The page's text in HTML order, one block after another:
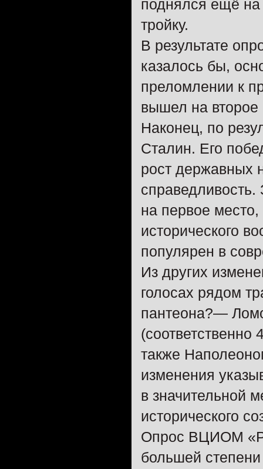
поднялся ещё на
тройку.
В результате
казалось бы,
преломлении к
вышел на второе
Наконец, по
Сталин. Его
рост державных
справедливость.
на первое место,
исторического
популярен в
Из других
голосах рядом
пантеона?—
(соответственно
также
изменения
в значительной
исторического
Опрос ВЦИОМ
большей